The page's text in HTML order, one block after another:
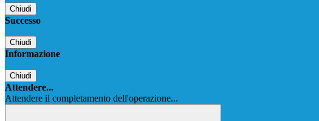
Chiudi
Successo
Chiudi
Informazione
Chiudi
Attendere...
Attendere il completamento dell'operazione...